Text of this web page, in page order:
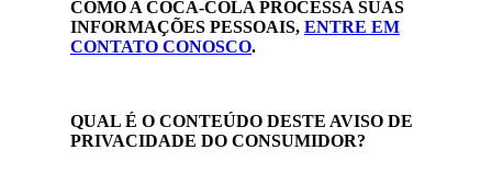
COMO A COCA-COLA PROCESSA SUAS
INFORMAÇÕES PESSOAIS, ENTRE EM
CONTATO CONOSCO.
QUAL É O CONTEÚDO DESTE AVISO DE
PRIVACIDADE DO CONSUMIDOR?